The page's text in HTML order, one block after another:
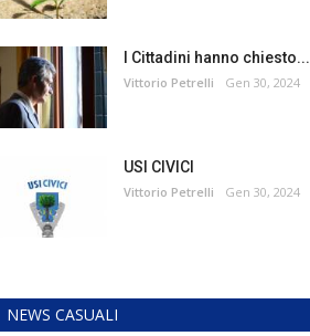
I Cittadini hanno chiesto...
Vittorio Petrelli Gen 30, 2024
USI CIVICI
Vittorio Petrelli Gen 30, 2024
NEWS CASUALI